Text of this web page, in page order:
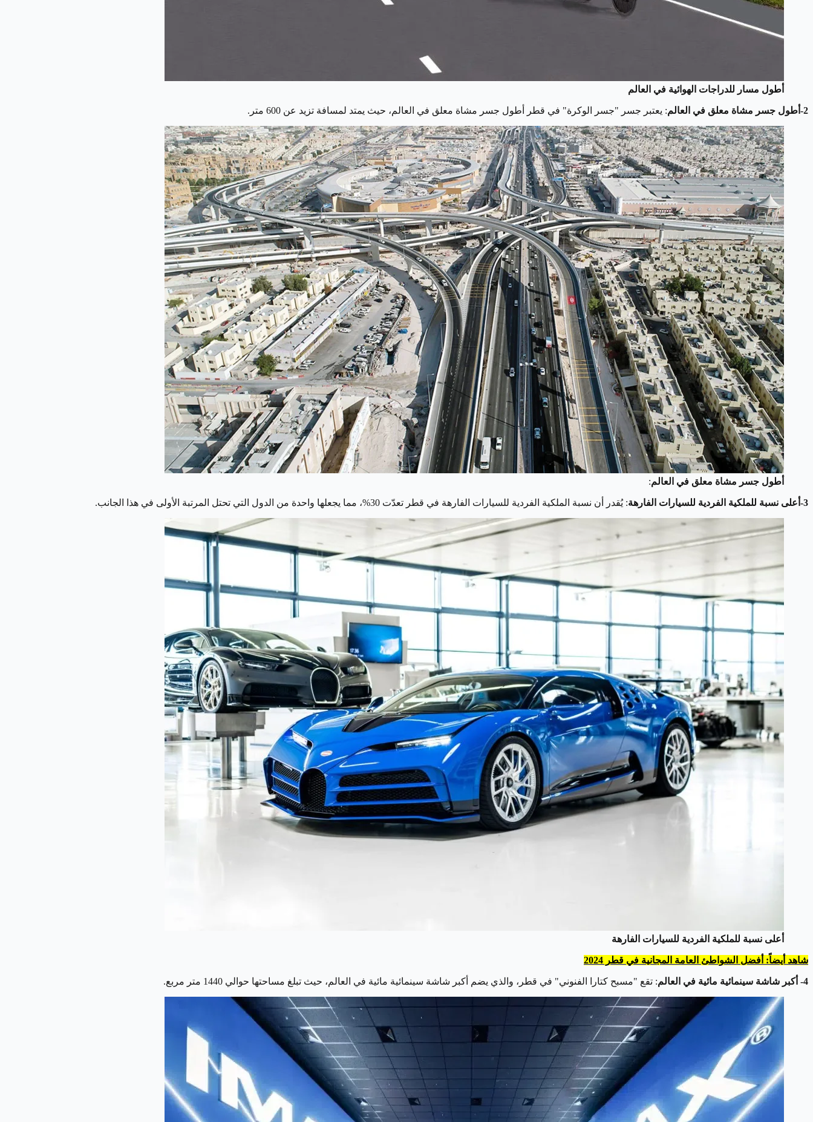
أطول مسار للدراجات الهوائية في العالم
2-أطول جسر مشاة معلق في العالم : يعتبر جسر "جسر الوكرة" في قطر أطول جسر مشاة معلق في العالم، حيث يمتد لمسافة تزيد عن 600 متر.
أطول جسر مشاة معلق في العالم:
3-أعلى نسبة للملكية الفردية للسيارات الفارهة : يُقدر أن نسبة الملكية الفردية للسيارات الفارهة في قطر تعدّت 30%، مما يجعلها واحدة من الدول التي تحتل المرتبة الأولى في هذا الجانب.
أعلى نسبة للملكية الفردية للسيارات الفارهة
شاهد أيضاً: أفضل الشواطئ العامة المجانية في قطر 2024
4- أكبر شاشة سينمائية مائية في العالم : تقع "مسبح كتارا الفنوني" في قطر، والذي يضم أكبر شاشة سينمائية مائية في العالم، حيث تبلغ مساحتها حوالي 1440 متر مربع.